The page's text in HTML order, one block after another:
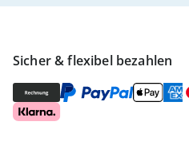
Sicher & flexibel bezahlen